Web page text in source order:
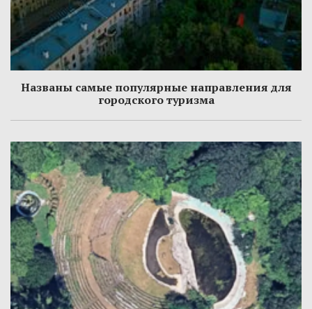
Названы самые популярные направления для
городского туризма